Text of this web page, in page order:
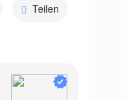
Teilen